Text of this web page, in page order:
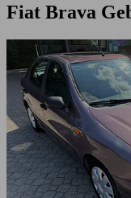
Fiat Brava